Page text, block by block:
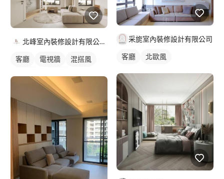
北峰室內裝修設計有限公司 LI&LI design
客廳 電視牆
混搭風
采旎室內裝修設計有限公司
客廳 北歐風